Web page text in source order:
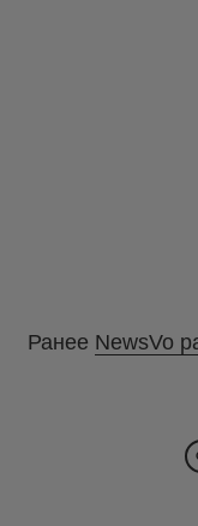
Ранее NewsVo